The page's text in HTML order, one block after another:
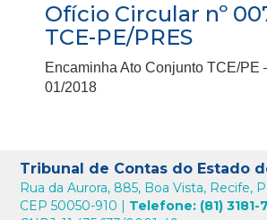
Ofício Circular nº
TCE-PE/PRES
Encaminha Ato Conjunto TCE/PE
01/2018
Tribunal de Contas do Estado
Rua da Aurora, 885, Boa Vista, Recife,
CEP 50050-910 | Telefone: (81) 3181-